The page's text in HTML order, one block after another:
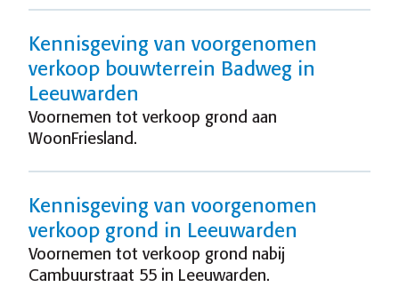
Kennisgeving van voorgenomen
verkoop bouwterrein Badweg in
Leeuwarden
Voornemen tot verkoop grond aan
WoonFriesland.
Kennisgeving van voorgenomen
verkoop grond in Leeuwarden
Voornemen tot verkoop grond nabij
Cambuurstraat 55 in Leeuwarden.